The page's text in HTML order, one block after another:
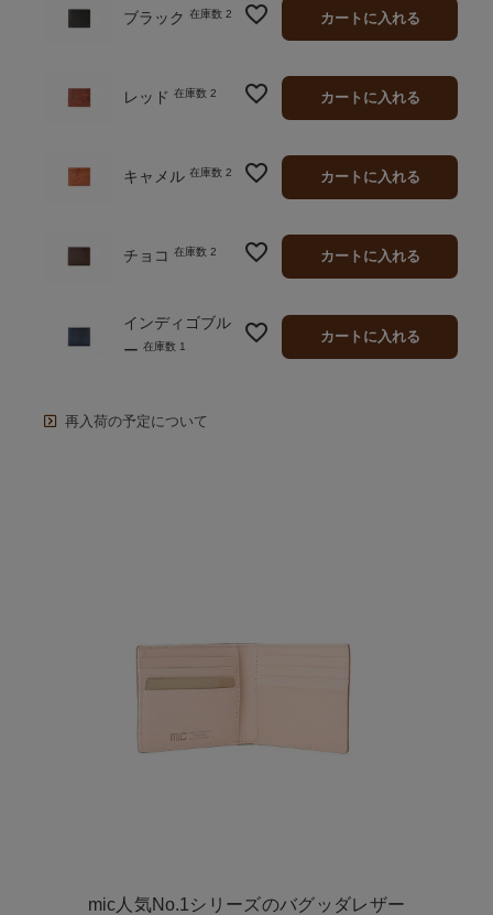
ブラック 在庫数 2 カートに入れる
レッド 在庫数 2 カートに入れる
キャメル 在庫数 2 カートに入れる
チョコ 在庫数 2 カートに入れる
インディゴブル
ー 在庫数 1
カートに入れる
再入荷の予定について
mic人気No.1シリーズのバグッダレザー